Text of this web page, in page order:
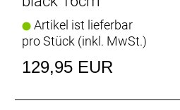
Artikel ist lieferbar
pro Stück (inkl. MwSt.)
129,95 EUR